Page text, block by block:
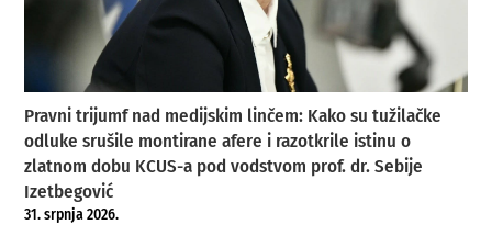
Pravni trijumf nad medijskim linčem: Kako su tužilačke
odluke srušile montirane afere i razotkrile istinu o
zlatnom dobu KCUS-a pod vodstvom prof. dr. Sebije
Izetbegović
31. srpnja 2026.